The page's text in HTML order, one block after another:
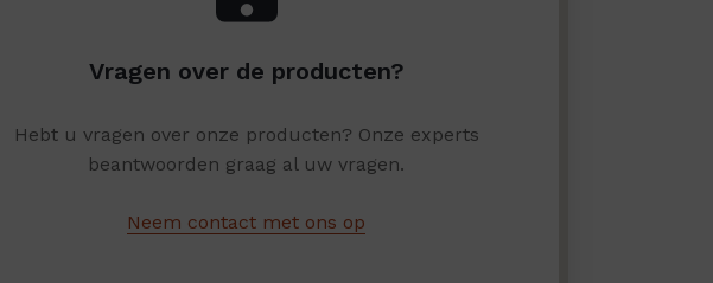
Vragen over de producten?
Hebt u vragen over onze producten? Onze experts
beantwoorden graag al uw vragen.
Neem contact met ons op